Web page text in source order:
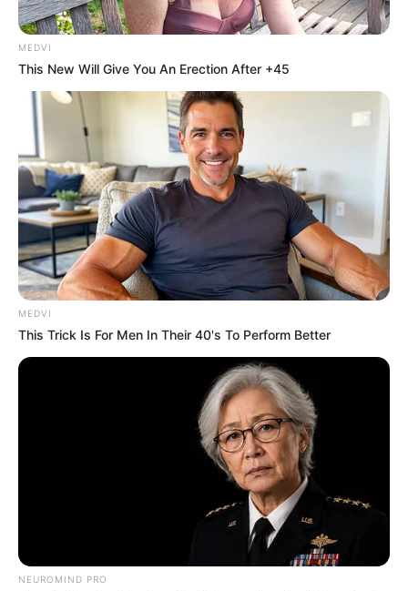
MEDVI
This New Will Give You An Erection After +45
MEDVI
This Trick Is For Men In Their 40's To Perform Better
NEUROMIND PRO